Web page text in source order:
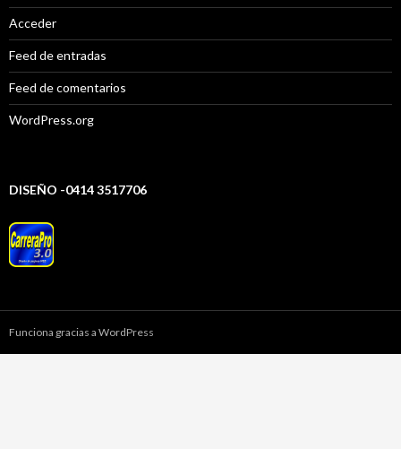
Acceder
Feed de entradas
Feed de comentarios
WordPress.org
DISEÑO -0414 3517706
Funciona gracias a WordPress